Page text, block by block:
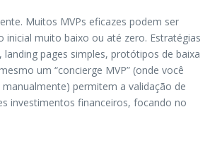
Muitos MVPs eficazes podem ser
inicial muito baixo ou até zero. Estratégias
pages simples, protótipos de baixa
um “concierge MVP” (onde você
permitem a validação de
investimentos financeiros, focando no